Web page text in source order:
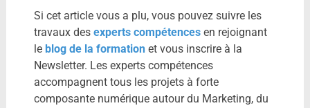
Si cet article vous a plu, vous pouvez suivre les
travaux des experts compétencesen rejoignant
le blog de la formation et vous inscrire à la
Newsletter. Les experts compétences
accompagnent tous les projets à forte
composante numérique autour du Marketing, du